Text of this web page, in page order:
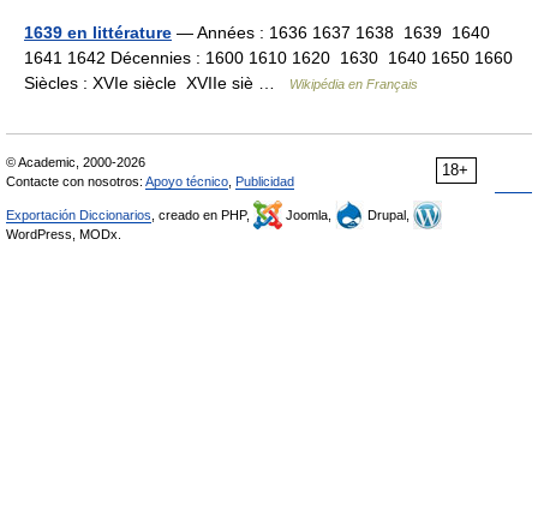
1639 en littérature — Années : 1636 1637 1638 1639 1640
1641 1642 Décennies : 1600 1610 1620 1630 1640 1650 1660
Siècles : XVIe siècle XVIIe siè …
Wikipédia en Français
18+
© Academic, 2000-2026
Contacte con nosotros: Apoyo técnico, Publicidad
Exportación Diccionarios, creado en PHP, Joomla,
Drupal,
WordPress, MODx.